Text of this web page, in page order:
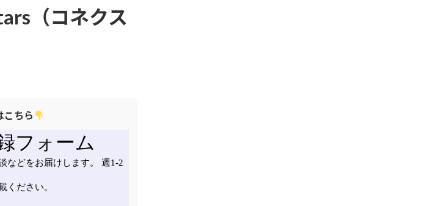
（コネクス
こちら